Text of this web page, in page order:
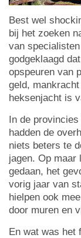
Best wel
bij het zoeken
van
godgeklaagd
opspeuren van
geld,
heksenjacht is
In de
hadden de
niets beters te
jagen. Op maar
gedaan, het
vorig jaar van
hielpen ook
door muren en
En wat was het